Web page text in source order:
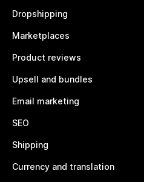
Dropshipping
Marketplaces
Product reviews
Upsell and bundles
Email marketing
SEO
Shipping
Currency and translation